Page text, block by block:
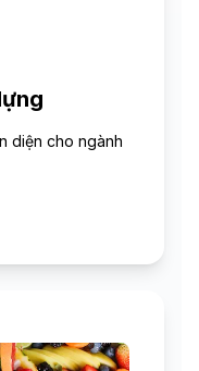
diện cho ngành